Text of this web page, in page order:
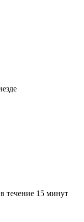
течение 15 минут